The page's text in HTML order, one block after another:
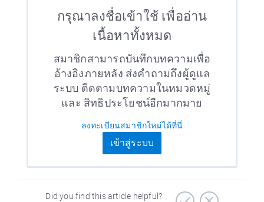
กรุณาลงชื่อเข้าใช้ เพื่ออ่าน
เนื้อหาทั้งหมด
สมาชิกสามารถบันทึกบทความเพื่อ
อ้างอิงภายหลัง ส่งคำถามถึงผู้ดูแล
ระบบ ติดตามบทความในหมวดหมู่
และ สิทธิประโยชน์อีกมากมาย
ลงทะเบียนสมาชิกใหม่ได้ที่นี่
เข้าสู่ระบบ
Did you find this article helpful?